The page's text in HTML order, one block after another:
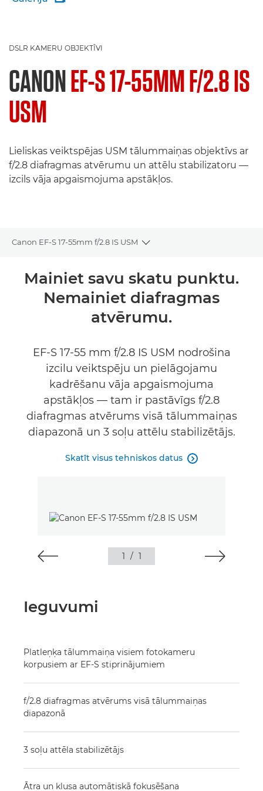
DSLR KAMERU OBJEKTĪVI
CANONEF-S 17-55MM F/2.8 IS
USM
Lieliskas veiktspējas USM tālummaiņas objektīvs ar
f/2.8 diafragmas atvērumu un attēlu stabilizatoru —
izcils vāja apgaismojuma apstākļos.
Canon EF-S 17-55mm f/2.8 IS USM
Toggle breadcrumbs
Pārskats
Tehniskie dati
Mainiet savu skatu punktu.
Nemainiet diafragmas
atvērumu.
EF-S 17-55 mm f/2.8 IS USM nodrošina
izcilu veiktspēju un pielāgojamu
kadrēšanu vāja apgaismojuma
apstākļos — tam ir pastāvīgs f/2.8
diafragmas atvērums visā tālummaiņas
diapazonā un 3 soļu attēlu stabilizētājs.
Skatīt visus tehniskos datus 
1 / 1
Ieguvumi
Platleņķa tālummaiņa visiem fotokameru
korpusiem ar EF-S stiprinājumiem
f/2.8 diafragmas atvērums visā tālummaiņas
diapazonā
3 soļu attēla stabilizētājs
Ātra un klusa automātiskā fokusēšana